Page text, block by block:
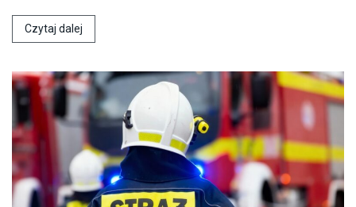
Czytaj dalej